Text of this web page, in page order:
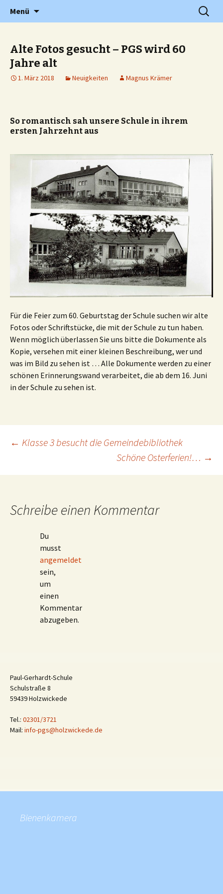
PGS
Grundschule in Holzwickede Hengsen
Menü
Suchen
nach:
Alte Fotos gesucht – PGS wird 60
Jahre alt
1. März 2018 Neuigkeiten Magnus Krämer
So romantisch sah unsere Schule in ihrem
ersten Jahrzehnt aus
Für die Feier zum 60. Geburtstag der Schule suchen wir alte
Fotos oder Schriftstücke, die mit der Schule zu tun haben.
Wenn möglich überlassen Sie uns bitte die Dokumente als
Kopie, versehen mit einer kleinen Beschreibung, wer und
was im Bild zu sehen ist … Alle Dokumente werden zu einer
schönen Erinnerungswand verarbeitet, die ab dem 16. Juni
in der Schule zu sehen ist.
Beitragsnavigation
← Klasse 3 besucht die Gemeindebibliothek
Schöne Osterferien!… →
Schreibe einen Kommentar
Du
musst
angemeldet
sein,
um
einen
Kommentar
abzugeben.
Paul-Gerhardt-Schule
Schulstraße 8
59439 Holzwickede
Tel.: 02301/3721
Mail: info-pgs@holzwickede.de
Bienenkamera